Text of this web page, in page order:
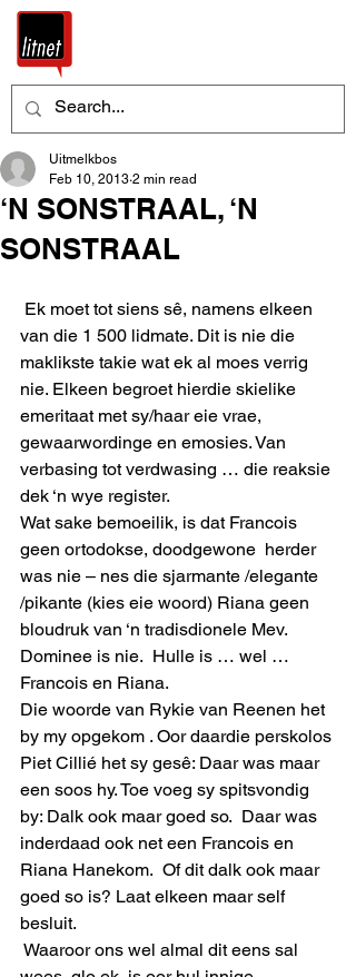
‘N SONSTRAAL, ‘N
SONSTRAAL
Uitmelkbos
Feb 10, 2013 2 min read
Ek moet tot siens sê, namens elkeen
van die 1 500 lidmate. Dit is nie die
maklikste takie wat ek al moes verrig
nie. Elkeen begroet hierdie skielike
emeritaat met sy/haar eie vrae,
gewaarwordinge en emosies. Van
verbasing tot verdwasing … die reaksie
dek ‘n wye register.
Wat sake bemoeilik, is dat Francois
geen ortodokse, doodgewone  herder
was nie – nes die sjarmante /elegante
/pikante (kies eie woord) Riana geen
bloudruk van ‘n tradisdionele Mev.
Dominee is nie.  Hulle is … wel …
Francois en Riana.
Die woorde van Rykie van Reenen het
by my opgekom . Oor daardie perskolos
Piet Cillié het sy gesê: Daar was maar
een soos hy. Toe voeg sy spitsvondig
by: Dalk ook maar goed so.  Daar was
inderdaad ook net een Francois en
Riana Hanekom.  Of dit dalk ook maar
goed so is? Laat elkeen maar self
besluit.
Waaroor ons wel almal dit eens sal